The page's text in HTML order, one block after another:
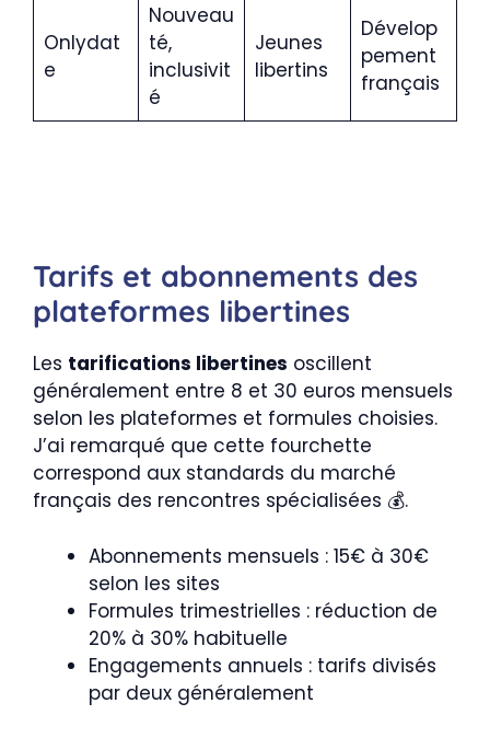
Onlydat
e
Nouveau
té,
inclusivit
é
Jeunes
libertins
Dévelop
pement
français
Tarifs et abonnements des
plateformes libertines
Les tarifications libertines oscillent
généralement entre 8 et 30 euros mensuels
selon les plateformes et formules choisies.
J’ai remarqué que cette fourchette
correspond aux standards du marché
français des rencontres spécialisées 💰.
Abonnements mensuels : 15€ à 30€
selon les sites
Formules trimestrielles : réduction de
20% à 30% habituelle
Engagements annuels : tarifs divisés
par deux généralement